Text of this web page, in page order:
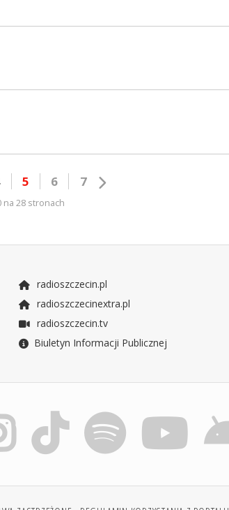
5 6 7
na 28 stronach
radioszczecin.pl
radioszczecinextra.pl
radioszczecin.tv
Biuletyn Informacji Publicznej